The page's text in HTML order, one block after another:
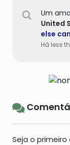
Um
United
else
Há less
Seja o